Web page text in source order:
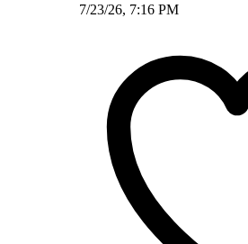
7/23/26, 7:16 PM